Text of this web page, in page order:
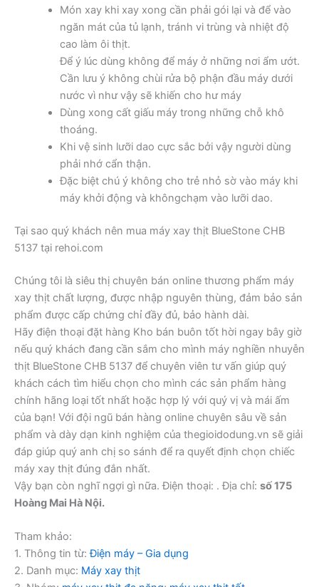
Món xay khi xay xong cần phải gói lại và để vào
ngăn mát của tủ lạnh, tránh vi trùng và nhiệt độ
cao làm ôi thịt.
Để ý lúc dùng không để máy ở những nơi ẩm ướt.
Cần lưu ý không chùi rửa bộ phận đầu máy dưới
nước vì như vậy sẽ khiến cho hư máy
Dùng xong cất giấu máy trong những chỗ khô
thoáng.
Khi vệ sinh lưỡi dao cực sắc bởi vậy người dùng
phải nhớ cẩn thận.
Đặc biệt chú ý không cho trẻ nhỏ sờ vào máy khi
máy khởi động và khôngchạm vào lưỡi dao.
Tại sao quý khách nên mua máy xay thịt BlueStone CHB
5137 tại rehoi.com
Chúng tôi là siêu thị chuyên bán online thương phẩm máy
xay thịt chất lượng, được nhập nguyên thùng, đảm bảo sản
phẩm được cấp chứng chỉ đầy đủ, bảo hành dài.
Hãy điện thoại đặt hàng Kho bán buôn tốt hời ngay bây giờ
nếu quý khách đang cần sắm cho mình máy nghiền nhuyễn
thịt BlueStone CHB 5137 để chuyên viên tư vấn giúp quý
khách cách tìm hiểu chọn cho mình các sản phẩm hàng
chính hãng loại tốt nhất hoặc hợp lý với quý vị và mái ấm
của bạn! Với đội ngũ bán hàng online chuyên sâu về sản
phẩm và dày dạn kinh nghiệm của thegioidodung.vn sẽ giải
đáp giúp quý anh chị so sánh để ra quyết định chọn chiếc
máy xay thịt đúng đắn nhất.
Vậy bạn còn nghĩ ngợi gì nữa. Điện thoại: . Địa chỉ: số 175
Hoàng Mai Hà Nội.
Tham khảo:
1. Thông tin từ:Điện máy – Gia dụng
2. Danh mục: Máy xay thịt